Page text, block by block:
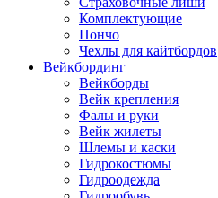
Комплектующие
Пончо
Чехлы для кайтбордов
Вейкбординг
Вейкборды
Вейк крепления
Фалы и руки
Вейк жилеты
Шлемы и каски
Гидрокостюмы
Гидроодежда